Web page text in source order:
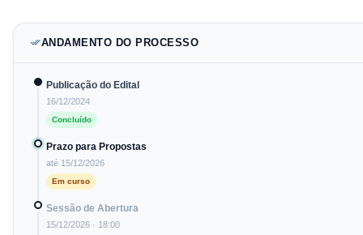
ANDAMENTO DO PROCESSO
Publicação do Edital
16/12/2024
Concluído
Prazo para Propostas
até 15/12/2026
Em curso
Sessão de Abertura
15/12/2026 · 18:00